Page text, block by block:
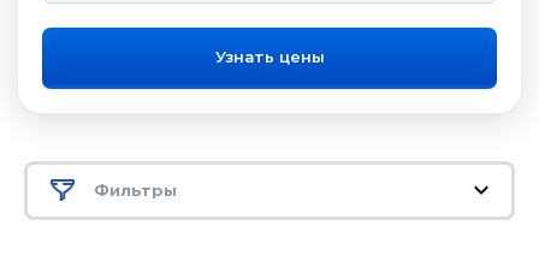
Узнать цены
Фильтры